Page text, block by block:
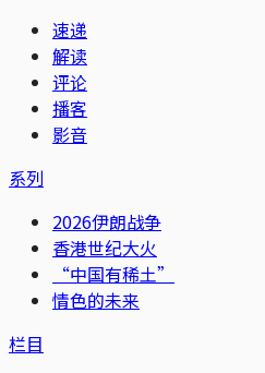
速递
解读
评论
播客
影音
系列
2026伊朗战争
香港世纪大火
“中国有稀土”
情色的未来
栏目